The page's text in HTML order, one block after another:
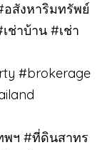
อสังหาริมทรัพย์
ช่าบ้าน #เช่า
#brokerage
พฯ #ที่ดินสาทร